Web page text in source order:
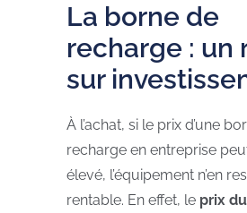
La borne de
recharge : un
sur
À l’achat, si le prix d’une
recharge en entreprise
élevé, l’équipement n’en
rentable. En effet, le prix